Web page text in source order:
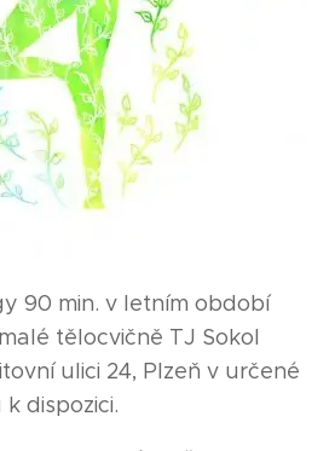
90 min. v letním období
tělocvičně TJ Sokol
ulici 24, Plzeň v určené
dispozici.